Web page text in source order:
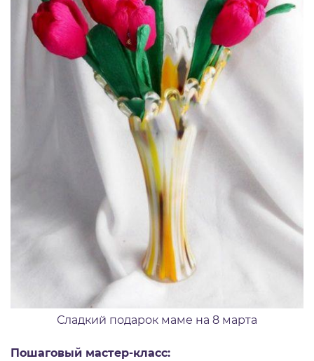
Сладкий подарок маме на 8 марта
Пошаговый мастер-класс: